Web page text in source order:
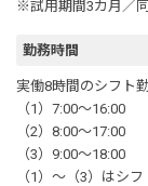
※試用期間3カ月／
勤務時間
実働8時間のシフト
（1）7:00～16:00
（2）8:00～17:00
（3）9:00～18:00
（1）～（3）はシフ